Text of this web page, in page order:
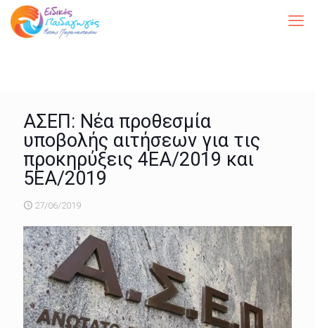
ΑΣΕΠ: Νέα προθεσμία
υποβολής αιτήσεων για τις
προκηρύξεις 4ΕΑ/2019 και
5ΕΑ/2019
27/06/2019